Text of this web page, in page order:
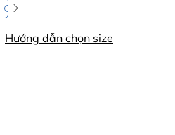
Hướng dẫn chọn size